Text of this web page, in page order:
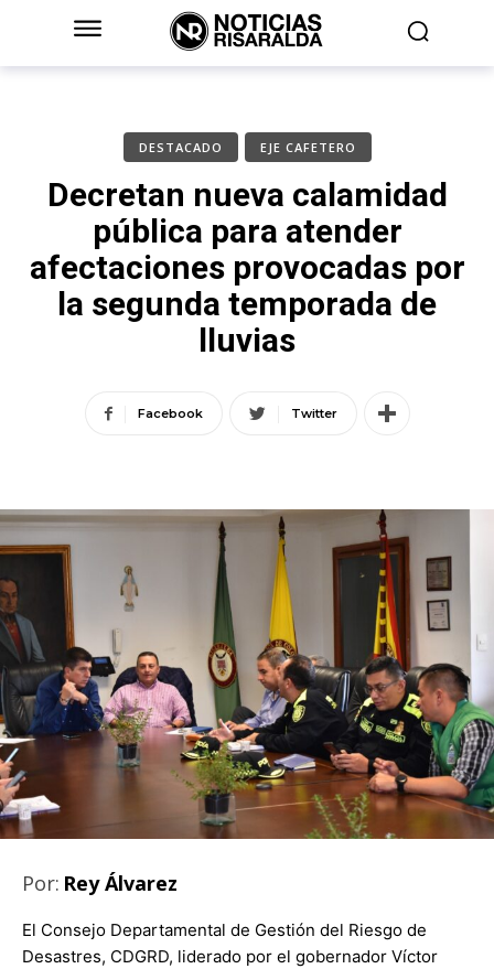
DESTACADO EJE CAFETERO
Decretan nueva calamidad
pública para atender
afectaciones provocadas por
la segunda temporada de
lluvias
Facebook Twitter
Por: Rey Álvarez
El Consejo Departamental de Gestión del Riesgo de
Desastres, CDGRD, liderado por el gobernador Víctor